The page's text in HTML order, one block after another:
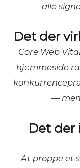
alle
Det der
Core Web
hjemmeside
—
Det der
At proppe et